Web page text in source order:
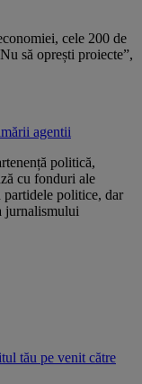
cele 200 de
să oprești proiecte”,
agentii
politică,
cu fonduri ale
partidele politice, dar
jurnalismului
tău pe venit către